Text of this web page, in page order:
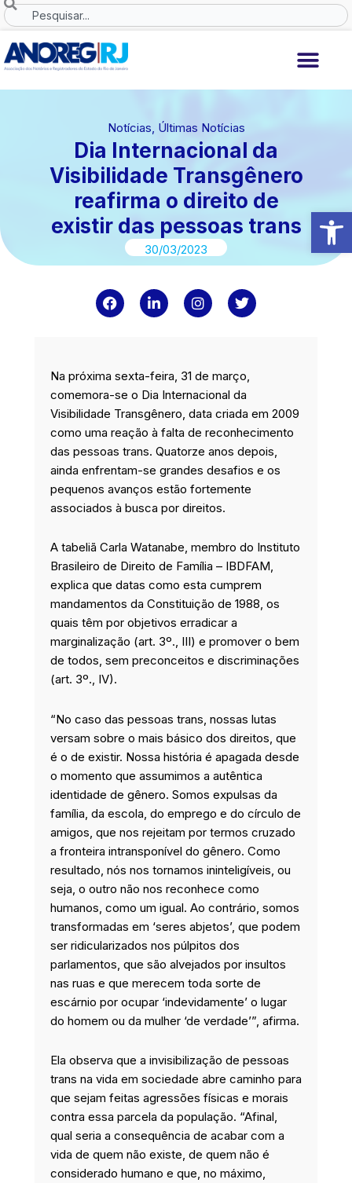
Abrir
Ir
o
Search
Notícias, Últimas Notícias
Dia Internacional da
Visibilidade Transgênero
reafirma o direito de
existir das pessoas trans
30/03/2023
F
a
o
k
L
i
i
n
I
n
r
a
m
T
w
r
Na próxima sexta-feira, 31 de março,
comemora-se o Dia Internacional da
Visibilidade Transgênero, data criada em 2009
como uma reação à falta de reconhecimento
das pessoas trans. Quatorze anos depois,
ainda enfrentam-se grandes desafios e os
pequenos avanços estão fortemente
associados à busca por direitos.
A tabeliã Carla Watanabe, membro do Instituto
Brasileiro de Direito de Família – IBDFAM,
explica que datas como esta cumprem
mandamentos da Constituição de 1988, os
quais têm por objetivos erradicar a
marginalização (art. 3º., III) e promover o bem
de todos, sem preconceitos e discriminações
(art. 3º., IV).
“No caso das pessoas trans, nossas lutas
versam sobre o mais básico dos direitos, que
é o de existir. Nossa história é apagada desde
o momento que assumimos a autêntica
identidade de gênero. Somos expulsas da
família, da escola, do emprego e do círculo de
amigos, que nos rejeitam por termos cruzado
a fronteira intransponível do gênero. Como
resultado, nós nos tornamos ininteligíveis, ou
seja, o outro não nos reconhece como
humanos, como um igual. Ao contrário, somos
transformadas em ‘seres abjetos’, que podem
ser ridicularizados nos púlpitos dos
parlamentos, que são alvejados por insultos
nas ruas e que merecem toda sorte de
escárnio por ocupar ‘indevidamente’ o lugar
do homem ou da mulher ‘de verdade’”, afirma.
Ela observa que a invisibilização de pessoas
trans na vida em sociedade abre caminho para
que sejam feitas agressões físicas e morais
contra essa parcela da população. “Afinal,
qual seria a consequência de acabar com a
vida de quem não existe, de quem não é
considerado humano e que, no máximo,